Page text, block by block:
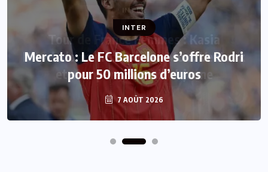
INTER
Mercato : Le FC Barcelone s’offre Rodri
pour 50 millions d’euros
7 AOÛT 2026